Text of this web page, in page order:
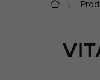
Domů